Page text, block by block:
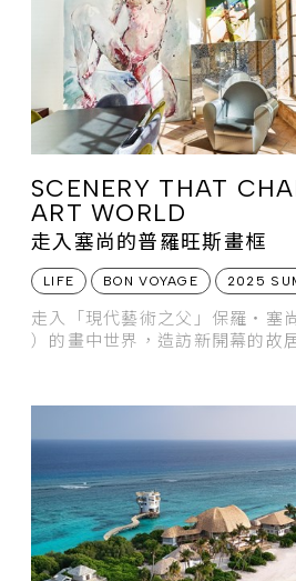
SCENERY THAT
ART WORLD
走入塞尚的普羅旺斯畫框
LIFE BON VOYAGE 2025
走入「現代藝術之父」保羅・塞
）的畫中世界，造訪新開幕的故